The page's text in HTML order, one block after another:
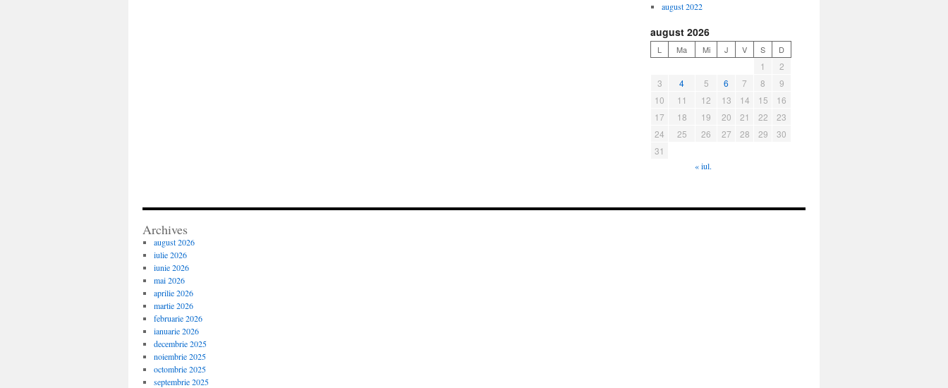
august 2022
august 2026
L Ma Mi J V S D
1
2
3
4 5 6 7 8
9
10
11 12 13 14 15
16
17
18 19 20 21 22
23
24
25 26 27 28 29
30
31
« iul.
Archives
august 2026
iulie 2026
iunie 2026
mai 2026
aprilie 2026
martie 2026
februarie 2026
ianuarie 2026
decembrie 2025
noiembrie 2025
octombrie 2025
septembrie 2025